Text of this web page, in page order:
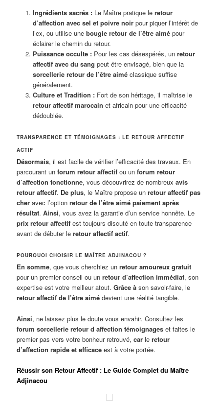
Ingrédients sacrés :Le Maître pratique le retour
d’affection avec sel et poivre noirpour piquer l’intérêt de
l’ex, ou utilise une bougie retour de l’être aimépour
éclairer le chemin du retour.
Puissance occulte :Pour les cas désespérés, un retour
affectif avec du sang peut être envisagé, bien que la
sorcellerie retour de l’être aiméclassique suffise
généralement.
Culture et Tradition :Fort de son héritage, il maîtrise le
retour affectif marocain et africain pour une efficacité
dédoublée.
TRANSPARENCE ET TÉMOIGNAGES : LE RETOUR AFFECTIF
ACTIF
Désormais, il est facile de vérifier l’efficacité des travaux. En
parcourant unforum retour affectif ou unforum retour
d’affection fonctionne, vous découvrirez de nombreuxavis
retour affectif. De plus, le Maître propose unretour affectif pas
cher avec l’optionretour de l’être aimé paiement après
résultat.Ainsi, vous avez la garantie d’un service honnête. Le
prix retour affectif est toujours discuté en toute transparence
avant de débuter leretour affectif actif.
POURQUOI CHOISIR LE MAÎTRE ADJINACOU ?
En somme, que vous cherchiez unretour amoureux gratuit
pour un premier conseil ou unretour d’affection immédiat, son
expertise est votre meilleur atout.Grâce à son savoir-faire, le
retour affectif de l’être aimé devient une réalité tangible.
Ainsi, ne laissez plus le doute vous envahir. Consultez les
forum sorcellerie retour d affection témoignages et faites le
premier pas vers votre bonheur retrouvé,car leretour
d’affection rapide et efficace est à votre portée.
Réussir son Retour Affectif : Le Guide Complet du Maître
Adjinacou